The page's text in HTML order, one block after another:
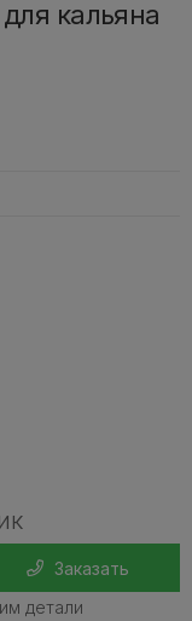
кальяна
Заказать
детали